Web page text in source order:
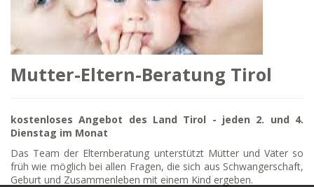
Mutter-Eltern-Beratung Tirol
kostenloses Angebot des Land Tirol - jeden 2. und 4.
Dienstag im Monat
Das Team der Elternberatung unterstützt Mütter und Väter so
früh wie möglich bei allen Fragen, die sich aus Schwangerschaft,
Geburt und Zusammenleben mit einem Kind ergeben.